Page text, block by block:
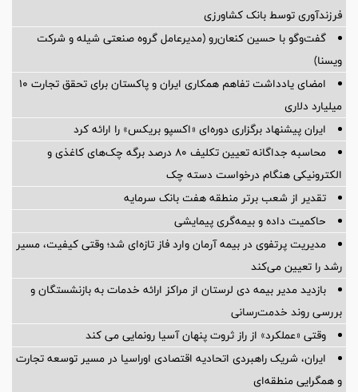
فرزندآوری توسط بانک کشاورزی
گفت‌وگو با حسین كنعان‌رو (مدیرعامل گروه صنعتی شیله و شركت
ویسنا)
امضای یادداشت تفاهم همکاری ایران و پاکستان برای تحقق تجارت ۱۰
میلیارد دلاری
ایران پیشنهاد برگزاری دوره‌ای «اکسپو بریکس» را ارائه کرد
محاسبه جداگانه تعیین تکلیف 80 درصد برگه چک‌های کاغذی و
الکترونیکی هنگام درخواست دسته چک
تقدیر از شعب برتر منطقه هفت بانک سرمایه
حاکمیت داده و بیمه‌گری پیمایشی
مدیریت پرتفوی در بیمه آرمان وارد فاز تازه‌ای شد؛ وقتی کیفیت، مسیر
رشد را تعیین می‌کند
بازدید مدیر بیمه دی لرستان از مراکز ارائه خدمات به بازنشستگان و
بررسی روند خدمت‌رسانی
وقتی «عملکرد» از راز ثروت پنهان آسیا رونمایی می کند
ایران، شریک راهبردی اتحادیه اقتصادی اوراسیا در مسیر توسعه تجارت
و همگرایی منطقه‌ای